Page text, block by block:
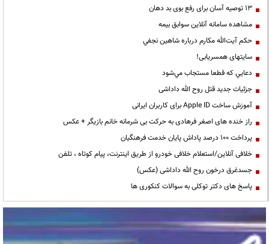
13 توصیه آسان برای رفع بوی بد دهان
مشاهده سامانه آنلاين سوابق بیمه
حكم آيت‌الله مكارم درباره شاهين نجفي
سایتهای همسریابی!
دعايي كه قطعا مستجاب مي‌شود
جزئیات جدید قتل روح الله داداشی
آموزش ساخت Apple ID برای کاربران ایرانی
راز خنده های اصغر فرهادی به حرکت بی شرمانه خانم بازیگر + عکس
پرداخت ۱۰۰ درصد پاداش پایان خدمت فرهنگیان
خلافی آنلاین/استعلام خلافی خودرو از طریق اینترنت، پیام کوتاه ، تلفن
جسدغرق درخون روح الله داداشی (عکس)
پاسخ های دکتر توکلی به سوالات کنکوری ها